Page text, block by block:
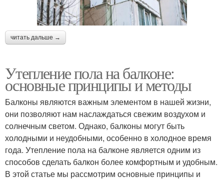
читать дальше →
Утепление пола на балконе:
основные принципы и методы
Балконы являются важным элементом в нашей жизни,
они позволяют нам наслаждаться свежим воздухом и
солнечным светом. Однако, балконы могут быть
холодными и неудобными, особенно в холодное время
года. Утепление пола на балконе является одним из
способов сделать балкон более комфортным и удобным.
В этой статье мы рассмотрим основные принципы и